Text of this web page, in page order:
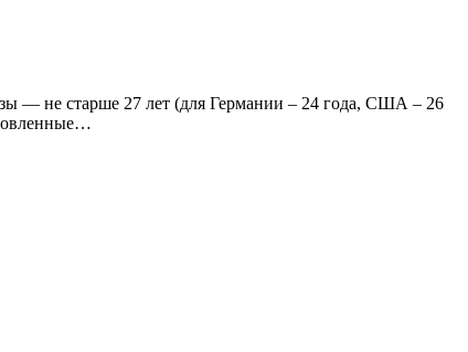
— не старше 27 лет (для Германии – 24 года, США – 26